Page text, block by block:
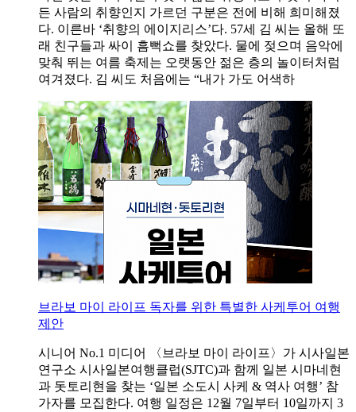
든 사람의 취향인지 가르던 구분은 전에 비해 희미해졌
다. 이른바 ‘취향의 에이지리스’다. 57세 김 씨는 올해 또
래 친구들과 싸이 흠뻑쇼를 찾았다. 물에 젖으며 음악에
맞춰 뛰는 여름 축제는 오랫동안 젊은 층의 놀이터처럼
여겨졌다. 김 씨도 처음에는 “내가 가도 어색하
브라보 마이 라이프 독자를 위한 특별한 사케투어 여행
제안
시니어 No.1 미디어 〈브라보 마이 라이프〉가 시사일본
연구소 시사일본여행클럽(SJTC)과 함께 일본 시마네현
과 돗토리현을 찾는 ‘일본 소도시 사케 & 역사 여행’ 참
가자를 모집한다. 여행 일정은 12월 7일부터 10일까지 3